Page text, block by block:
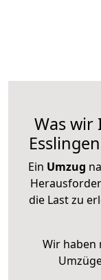
Was
Ein Umzug
die Last zu
Wir haben